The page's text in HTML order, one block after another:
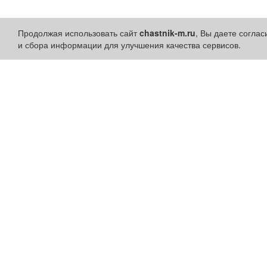
Продолжая использовать сайтchastnik-m.ru, Вы даете
и сбора информации для улучшения качества сервисов.